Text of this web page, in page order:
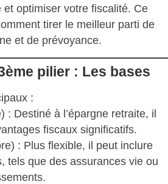
et optimiser votre fiscalité. Ce
tirer le meilleur parti de
et de prévoyance.
pilier : Les bases
:
: Destiné à l’épargne retraite, il
fiscaux significatifs.
: Plus flexible, il peut inclure
tels que des assurances vie ou